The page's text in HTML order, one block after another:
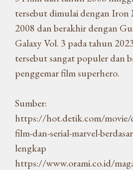
tersebut dimulai dengan Iron
2008 dan berakhir dengan
Galaxy Vol. 3 pada tahun
tersebut sangat populer dan
penggemar film superhero.
Sumber:
https://hot.detik.com/
film-dan-serial-marvel-
lengkap
https://www.orami.co.id/